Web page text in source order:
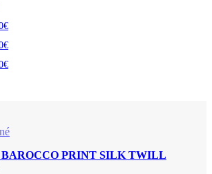
€
€
€
BAROCCO PRINT SILK TWILL